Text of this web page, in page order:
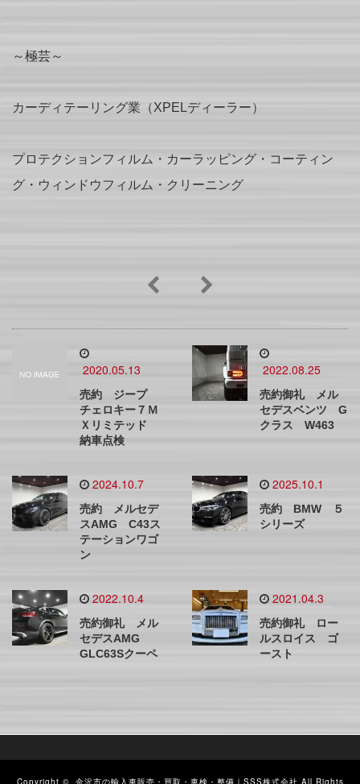
～極芸～
カーディテーリング業（XPELディーラー）
プロテクションフィルム・カーラッピング・コーティン
グ・ウィンドウフィルム・クリーニング
2020.05.13
売約 ジープ
チェロキー７Ｍ
Ｘリミテッド
納車点検
2022.08.25
売約御礼 メル
セデスベンツ G
クラス W463
2024.10.7
売約 メルセデ
スAMG C43ス
テーションワゴ
ン
2025.10.1
売約 BMW ５
シリーズ
2022.10.4
売約御礼 メル
セデスAMG
GLC63Sクーペ
2021.04.3
売約御礼 ロー
ルスロイス ゴ
ースト
Copyright © 金沢市の輸入車販売・買取・車検・整備｜SSS株式会社 All Rights